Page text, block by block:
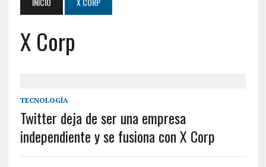
X Corp
TECNOLOGÍA
Twitter deja de ser una empresa
independiente y se fusiona con X Corp